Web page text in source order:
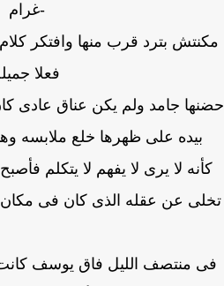
-غرام
بترد قرب منها وافتكر كلام
فعلا جميله
جامد ولم يكن عناق عادى
بيده على ظهرها خلع ملابسه
لا يرى لا يفهم لا يتكلم
عن عقله الذى كان فى مكان
منتصف الليل فاق يوسف كانت